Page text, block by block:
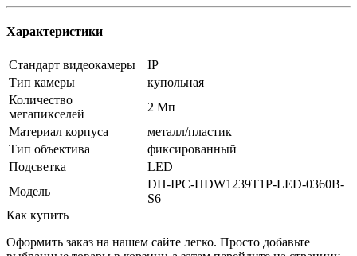
Характеристики
Стандарт видеокамеры
IP
Тип камеры
купольная
Количество
мегапикселей
2 Мп
Материал корпуса
металл/пластик
Тип объектива
фиксированный
Подсветка
LED
Модель
DH-IPC-HDW1239T1P-LED-0360B-
S6
Как купить
Оформить заказ на нашем сайте легко. Просто добавьте